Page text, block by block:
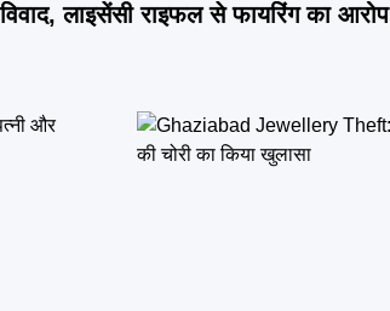
लाइसेंसी राइफल से फायरिंग का आरोप